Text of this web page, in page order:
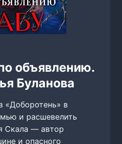
объявлению.
Буланова
«Доборотень» в
и расшевелить
Скала — автор
и опасного